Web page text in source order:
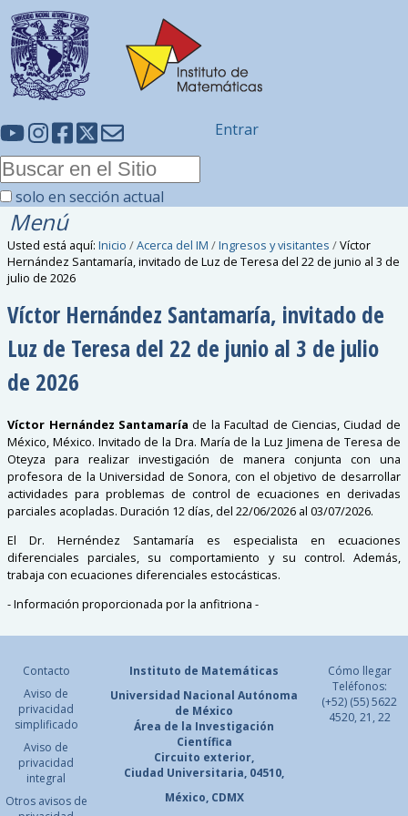
solo en sección actual
Entrar
Menú
Usted está aquí: Inicio /Acerca del IM /Ingresos y visitantes /Víctor
Hernández Santamaría, invitado de Luz de Teresa del 22 de junio al 3 de
julio de 2026
Víctor Hernández Santamaría, invitado de
Luz de Teresa del 22 de junio al 3 de julio
de 2026
Víctor Hernández Santamaría de la Facultad de Ciencias, Ciudad de
México, México. Invitado de la Dra. María de la Luz Jimena de Teresa de
Oteyza para realizar investigación de manera conjunta con una
profesora de la Universidad de Sonora, con el objetivo de desarrollar
actividades para problemas de control de ecuaciones en derivadas
parciales acopladas. Duración 12 días, del 22/06/2026 al 03/07/2026.
El Dr. Hernéndez Santamaría es especialista en ecuaciones
diferenciales parciales, su comportamiento y su control. Además,
trabaja con ecuaciones diferenciales estocásticas.
- Información proporcionada por la anfitriona -
Contacto
Aviso de
privacidad
simplificado
Aviso de
privacidad
integral
Otros avisos de
Instituto de Matemáticas
Universidad Nacional Autónoma
de México
Área de la Investigación
Científica
Circuito exterior,
Ciudad Universitaria, 04510,
México, CDMX
Cómo llegar
Teléfonos:
(+52) (55) 5622
4520, 21, 22